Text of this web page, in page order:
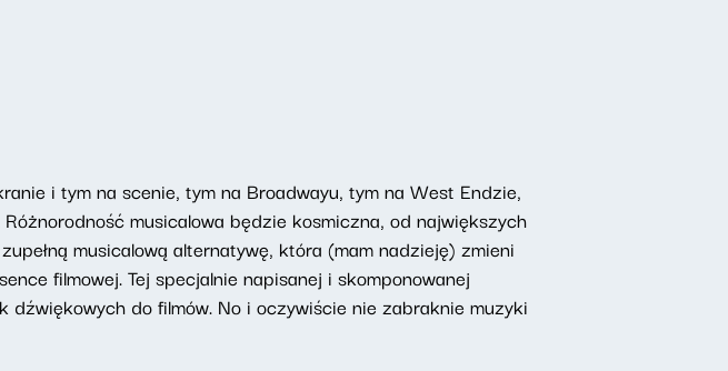
i tym na scenie, tym na Broadwayu, tym na West Endzie,
musicalowa będzie kosmiczna, od największych
musicalową alternatywę, która (mam nadzieję) zmieni
filmowej. Tej specjalnie napisanej i skomponowanej
do filmów. No i oczywiście nie zabraknie muzyki